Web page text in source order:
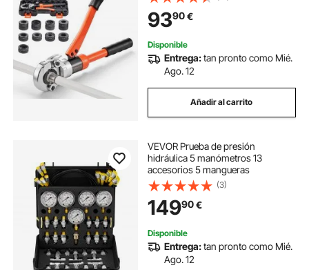
Plástico, 5 Mordazas V12 V15 V18
V22 V28 para Tubos de Acero
Inoxidable, con Estuche
9390€
Disponible
Entrega:tan pronto como Mié.
Ago. 12
Añadir al carrito
VEVOR Prueba de presión
hidráulica 5 manómetros 13
accesorios 5 mangueras
(3)
14990€
Disponible
Entrega:tan pronto como Mié.
Ago. 12